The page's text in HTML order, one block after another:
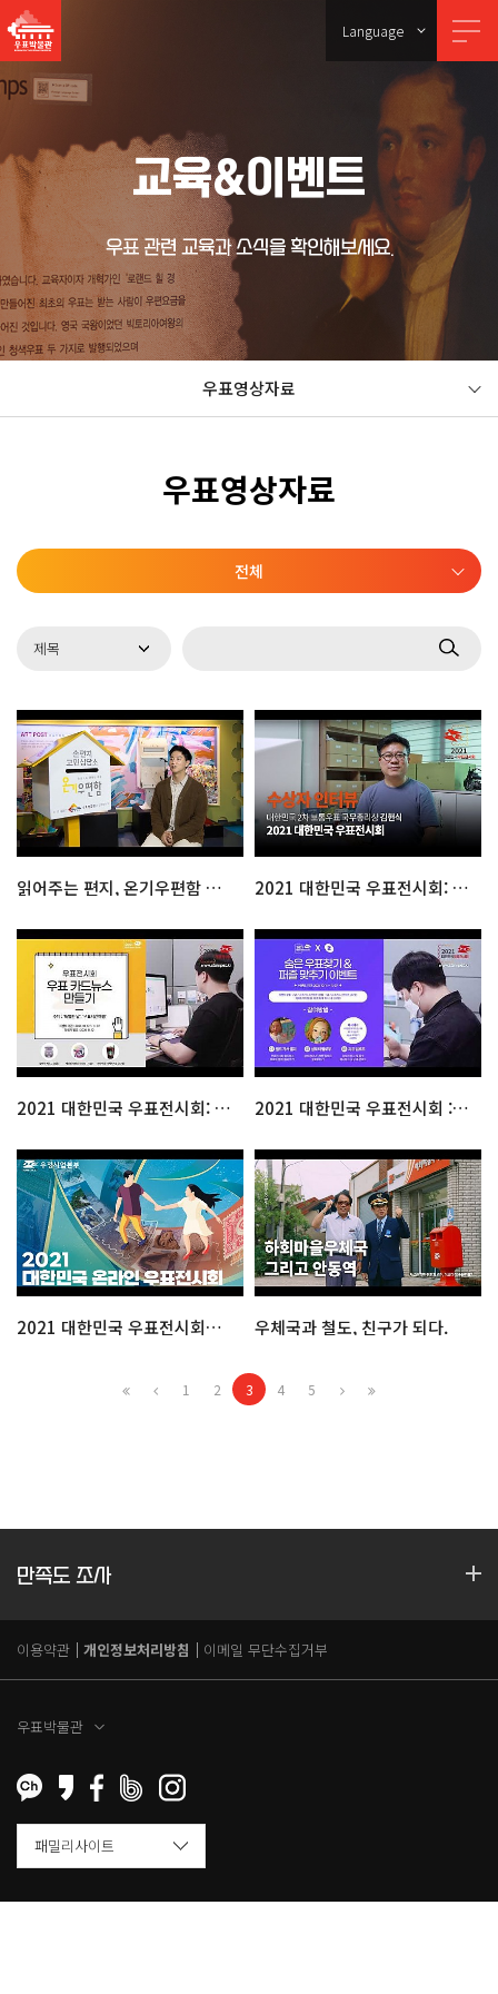
Language
교육&이벤트
우표 관련 교육과 소식을 확인해보세요.
우표영상자료
우표영상자료
전체
읽어주는 편지, 온기우편함 대표 인터뷰 2021 대한민국 우표전시회: 국무총리상 수상자 김헌식 인터뷰
2021 대한민국 우표전시회: 우표카드뉴스만들기 2021 대한민국 우표전시회 : 숨은 우표찾기 & 퍼즐맞추기
2021 대한민국 우표전시회를 소개합니다. 우체국과 철도, 친구가 되다.
1 2 3 4 5
만족도 조사
이용약관 개인정보처리방침 이메일 무단수집거부
우표박물관